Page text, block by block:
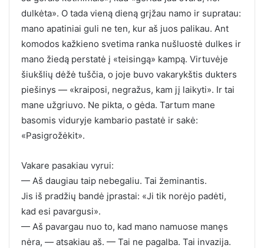
dulkėta». O tada vieną dieną grįžau namo ir supratau:
mano apatiniai guli ne ten, kur aš juos palikau. Ant
komodos kažkieno svetima ranka nušluostė dulkes ir
mano žiedą perstatė į «teisingą» kampą. Virtuvėje
šiukšlių dėžė tuščia, o joje buvo vakarykštis dukters
piešinys — «kraiposi, negražus, kam jį laikyti». Ir tai
mane užgriuvo. Ne pikta, o gėda. Tartum mane
basomis viduryje kambario pastatė ir sakė:
«Pasigrožėkit».
Vakare pasakiau vyrui:
— Aš daugiau taip nebegaliu. Tai žeminantis.
Jis iš pradžių bandė įprastai: «Ji tik norėjo padėti,
kad esi pavargusi».
— Aš pavargau nuo to, kad mano namuose manęs
nėra, — atsakiau aš. — Tai ne pagalba. Tai invazija.